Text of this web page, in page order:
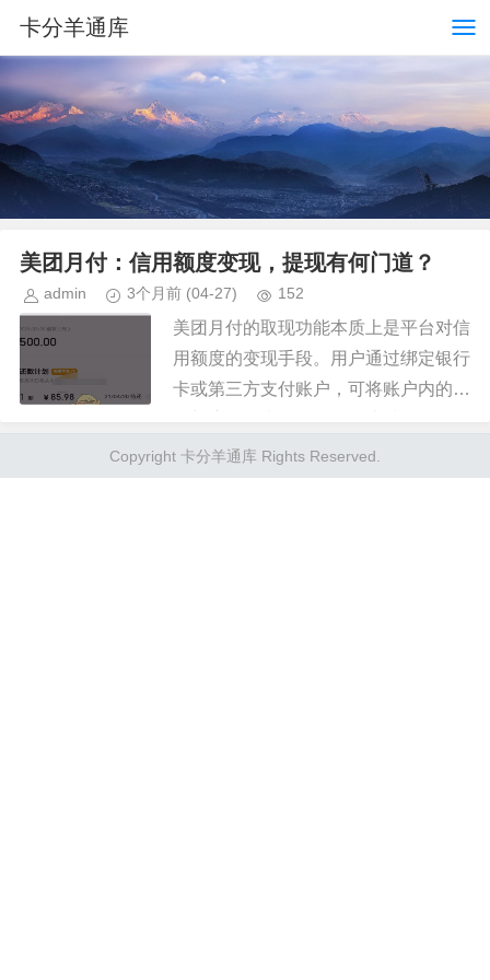
卡分羊通库
美团月付：信用额度变现，提现有何门道？
admin 3个月前 (04-27) 152
美团月付的取现功能本质上是平台对信
用额度的变现手段。用户通过绑定银行
卡或第三方支付账户，可将账户内的信
于平台对用户消费行为的评估模型，系
统会根据历史订单、支付频率、账...
Copyright 卡分羊通库 Rights Reserved.